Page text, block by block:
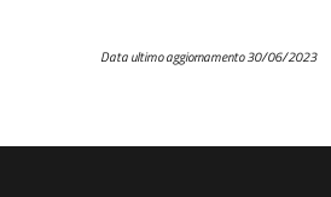
Data ultimo aggiornamento 30/06/2023